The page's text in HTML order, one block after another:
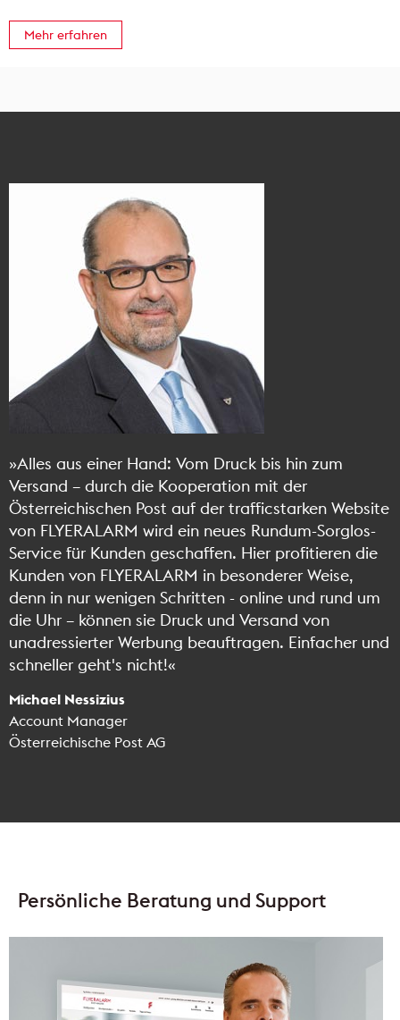
Mehr erfahren
»Alles aus einer Hand: Vom Druck bis hin zum
Versand – durch die Kooperation mit der
Österreichischen Post auf der trafficstarken Website
von FLYERALARM wird ein neues Rundum-Sorglos-
Service für Kunden geschaffen. Hier profitieren die
Kunden von FLYERALARM in besonderer Weise,
denn in nur wenigen Schritten - online und rund um
die Uhr – können sie Druck und Versand von
unadressierter Werbung beauftragen. Einfacher und
schneller geht's nicht!«
Michael Nessizius
Account Manager
Österreichische Post AG
Persönliche Beratung und Support